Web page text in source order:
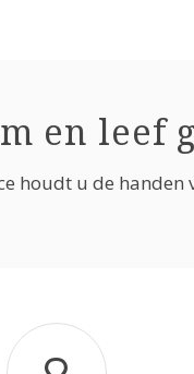
en leef
houdt u de handen